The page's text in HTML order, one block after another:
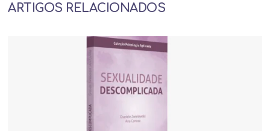
ARTIGOS RELACIONADOS